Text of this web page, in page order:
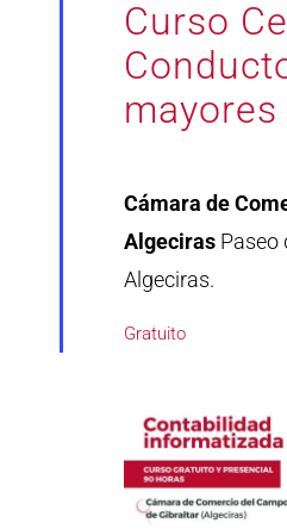
Curso
Cámara de
Algeciras Paseo
Algeciras.
Gratuito